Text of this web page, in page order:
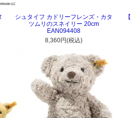
シュタイフ カドリーフレンズ・カタ
ツムリのスネイリー 20cm
EAN094408
8,360円(税込)